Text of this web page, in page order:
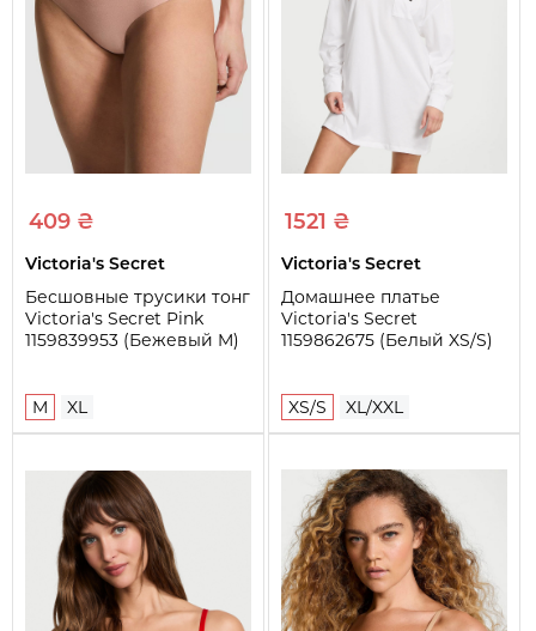
409 ₴
Victoria's Secret
Бесшовные трусики тонг
Victoria's Secret Pink
1159839953 (Бежевый M)
M XL
1521 ₴
Victoria's Secret
Домашнее платье
Victoria's Secret
1159862675 (Белый XS/S)
XS/S XL/XXL